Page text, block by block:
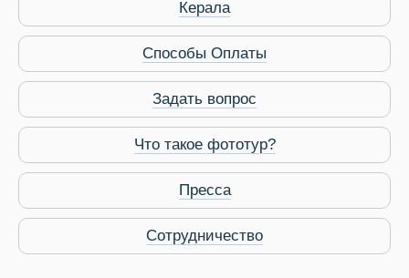
Керала
Способы Оплаты
Задать вопрос
Что такое фототур?
Пресса
Сотрудничество